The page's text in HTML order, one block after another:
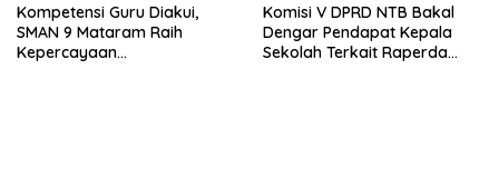
Kompetensi Guru Diakui,
SMAN 9 Mataram Raih
Kepercayaan
Komisi V DPRD NTB Bakal
Dengar Pendapat Kepala
Sekolah Terkait Raperda